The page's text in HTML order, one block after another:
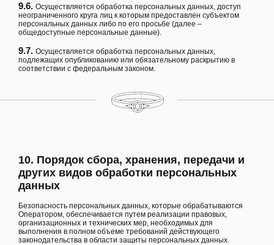
9.6. Осуществляется обработка персональных данных, доступ
неограниченного круга лиц к которым предоставлен субъектом
персональных данных либо по его просьбе (далее –
общедоступные персональные данные).
9.7. Осуществляется обработка персональных данных,
подлежащих опубликованию или обязательному раскрытию в
соответствии с федеральным законом.
10. Порядок сбора, хранения, передачи и
других видов обработки персональных
данных
Безопасность персональных данных, которые обрабатываются
Оператором, обеспечивается путем реализации правовых,
организационных и технических мер, необходимых для
выполнения в полном объеме требований действующего
законодательства в области защиты персональных данных.